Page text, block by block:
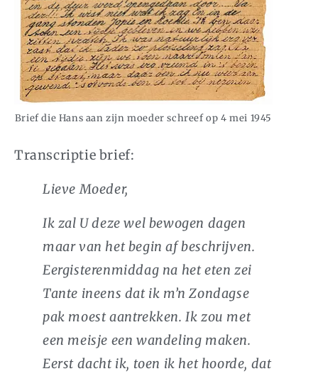
Brief die Hans aan zijn moeder schreef op 4 mei 1945
Transcriptie brief:
Lieve Moeder,
Ik zal U deze wel bewogen dagen
maar van het begin af beschrijven.
Eergisterenmiddag na het eten zei
Tante ineens dat ik m’n Zondagse
pak moest aantrekken. Ik zou met
een meisje een wandeling maken.
Eerst dacht ik, toen ik het hoorde, dat